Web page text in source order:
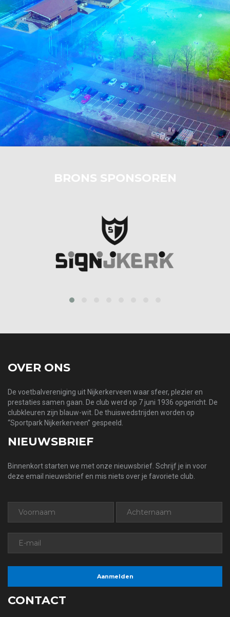
BRONS SPONSOREN
OVER ONS
De voetbalvereniging uit Nijkerkerveen waar sfeer, plezier en
prestaties samen gaan. De club werd op 7 juni 1936 opgericht. De
clubkleuren zijn blauw-wit. De thuiswedstrijden worden op
“Sportpark Nijkerkerveen” gespeeld.
NIEUWSBRIEF
Binnenkort starten we met onze nieuwsbrief. Schrijf je in voor
deze email nieuwsbrief en mis niets over je favoriete club.
CONTACT